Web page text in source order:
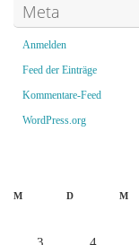
Meta
Anmelden
Feed der Einträge
Kommentare-Feed
WordPress.org
M D M